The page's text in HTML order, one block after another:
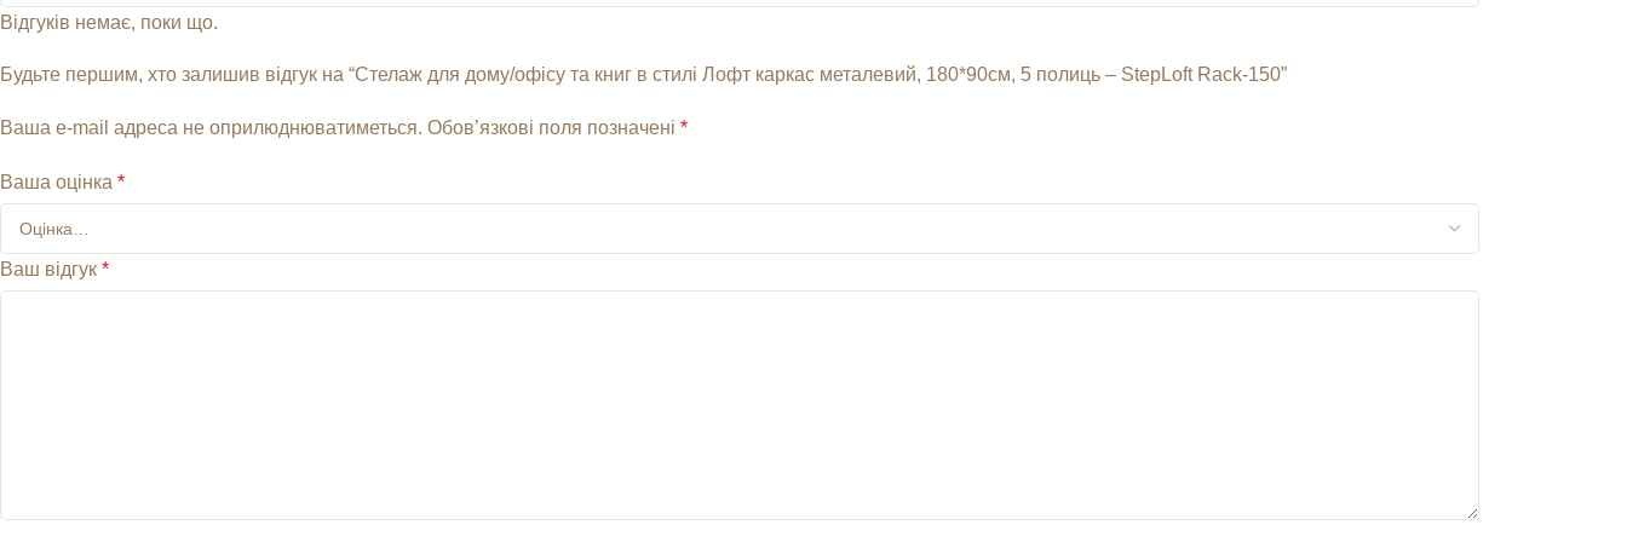
Відгуків немає, поки що.
Будьте першим, хто залишив відгук на “Стелаж для дому/офісу та книг в стилі Лофт каркас металевий, 180*90см, 5 полиць – StepLoft Rack-150”
Ваша e-mail адреса не оприлюднюватиметься. Обов’язкові поля позначені *
Ваша оцінка *
Ваш відгук *